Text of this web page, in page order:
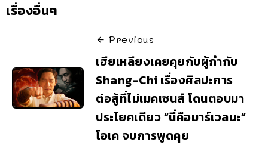
เรื่องอื่นๆ
Previous
เฮียเหลียงเคยคุยกับผู้กำกับ
Shang-Chi เรื่องศิลปะการ
ต่อสู้ที่ไม่เมคเซนส์ โดนตอบมา
ประโยคเดียว “นี่คือมาร์เวลนะ”
โอเค จบการพูดคุย